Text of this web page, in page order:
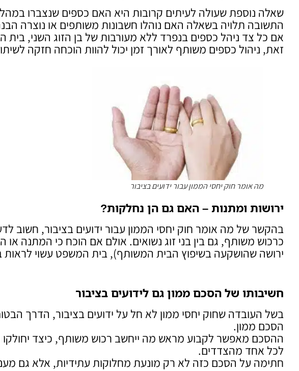
שאלה נוספת שעולה לעיתים קרובות היא האם כספים שנצברו
התשובה תלויה בשאלה האם נוהלו חשבונות משותפים או נוצרה
אם כל צד ניהל כספים בנפרד ללא מעורבות של בן הזוג השני,
זאת, ניהול כספים משותף לאורך זמן יכול להוות הוכחה חזקה
מה אומר חוק יחסי הממון עבור ידועים בציבור
ירושות ומתנות – האם גם הן נחלקות?
בהקשר של מה אומר חוק יחסי הממון עבור ידועים בציבור, חשוב
כרכוש משותף, גם בין בני זוג נשואים. אולם אם הוכח כי המתנה
ירושה שהושקעה בשיפוץ הבית המשותף), בית המשפט עשוי
חשיבותו של הסכם ממון גם לידועים בציבור
בשל העובדה שחוק יחסי ממון לא חל על ידועים בציבור, הדרך
הסכם ממון.
ההסכם מאפשר לקבוע מראש מה ייחשב רכוש משותף, כיצד יחולקו
לכל אחד מהצדדים.
חתימה על הסכם כזה לא רק מונעת מחלוקות עתידיות, אלא גם